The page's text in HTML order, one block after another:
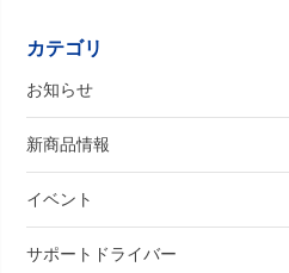
カテゴリ
お知らせ
新商品情報
イベント
サポートドライバー